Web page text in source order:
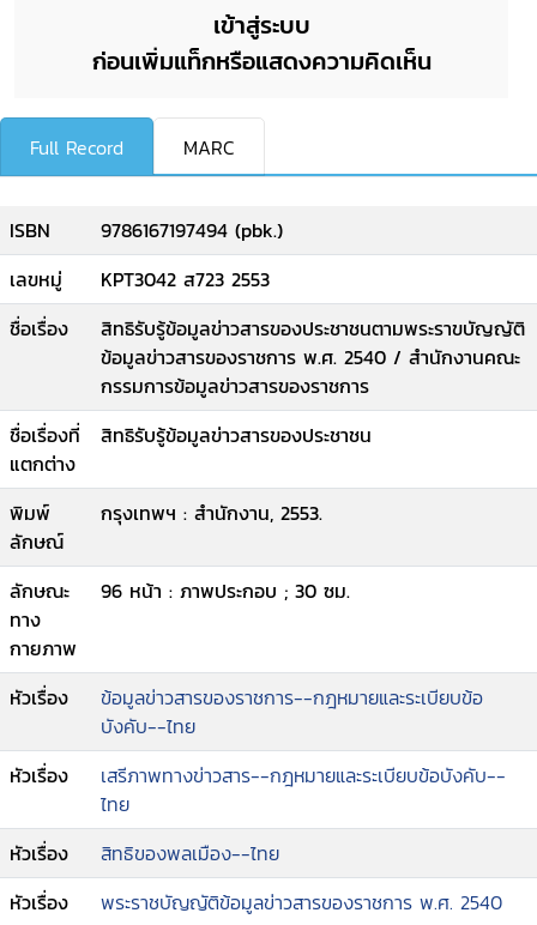
เข้าสู่ระบบ
ก่อนเพิ่มแท็กหรือแสดงความคิดเห็น
Full Record MARC
ISBN
9786167197494 (pbk.)
เลขหมู่
KPT3042 ส723 2553
ชื่อเรื่อง
สิทธิรับรู้ข้อมูลข่าวสารของประชาชนตามพระราขบัญญัติ
ข้อมูลข่าวสารของราชการ พ.ศ. 2540 / สำนักงานคณะ
กรรมการข้อมูลข่าวสารของราชการ
ชื่อเรื่องที่
แตกต่าง
สิทธิรับรู้ข้อมูลข่าวสารของประชาชน
พิมพ์
ลักษณ์
กรุงเทพฯ : สำนักงาน, 2553.
ลักษณะ
ทาง
กายภาพ
96 หน้า : ภาพประกอบ ; 30 ซม.
หัวเรื่อง
ข้อมูลข่าวสารของราชการ--กฎหมายและระเบียบข้อ
บังคับ--ไทย
หัวเรื่อง
เสรีภาพทางข่าวสาร--กฎหมายและระเบียบข้อบังคับ--
ไทย
หัวเรื่อง
สิทธิของพลเมือง--ไทย
หัวเรื่อง
พระราชบัญญัติข้อมูลข่าวสารของราชการ พ.ศ. 2540